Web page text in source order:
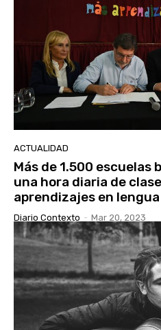
ACTUALIDAD
Más de 1.500 escuelas
una hora diaria de
aprendizajes en
Diario Contexto - Mar 20, 2023